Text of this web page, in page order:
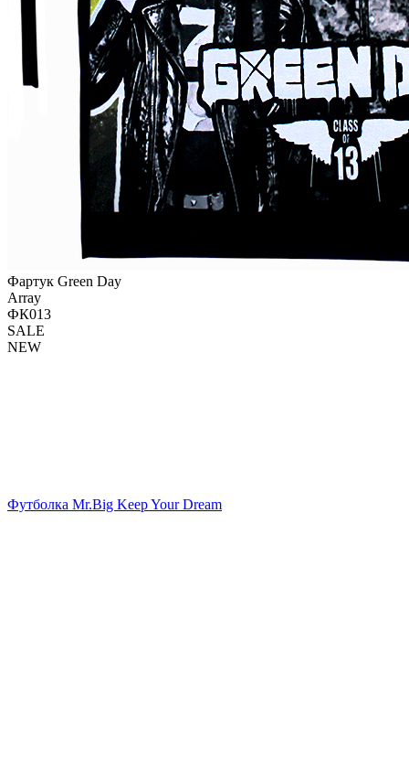
Фартук Green Day
Array
ФК013
SALE
NEW
Футболка Mr.Big Keep Your Dream